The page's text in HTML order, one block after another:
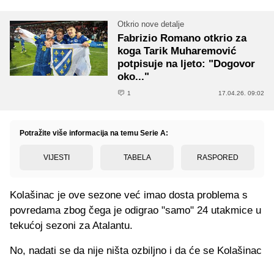
Otkrio nove detalje
Fabrizio Romano otkrio za
koga Tarik Muharemović
potpisuje na ljeto: "Dogovor
oko..."
1 17.04.26. 09:02
Potražite više informacija na temu Serie A:
VIJESTI TABELA RASPORED
Kolašinac je ove sezone već imao dosta problema s
povredama zbog čega je odigrao "samo" 24 utakmice u
tekućoj sezoni za Atalantu.
No, nadati se da nije ništa ozbiljno i da će se Kolašinac